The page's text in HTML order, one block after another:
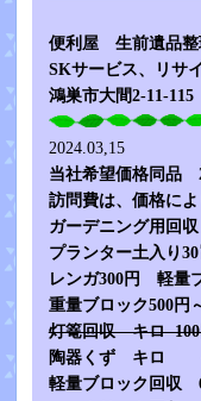
便利屋 生前遺品
SKサービス、リサ
鴻巣市大間2-11-115
2024.03,15
当社希望価格同品
訪問費は、価格に
ガーデニング用回収
プランター土入り
レンガ300円 軽量
重量ブロック500円
灯篭回収 キロ
陶器くず キロ
軽量ブロック回収